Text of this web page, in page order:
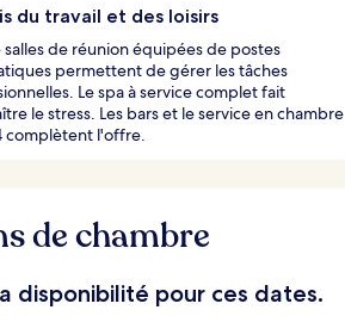
du travail et des loisirs
de réunion équipées de postes
permettent de gérer les tâches
Le spa à service complet fait
le stress. Les bars et le service en chambre
complètent l'offre.
de chambre
disponibilité pour ces dates.